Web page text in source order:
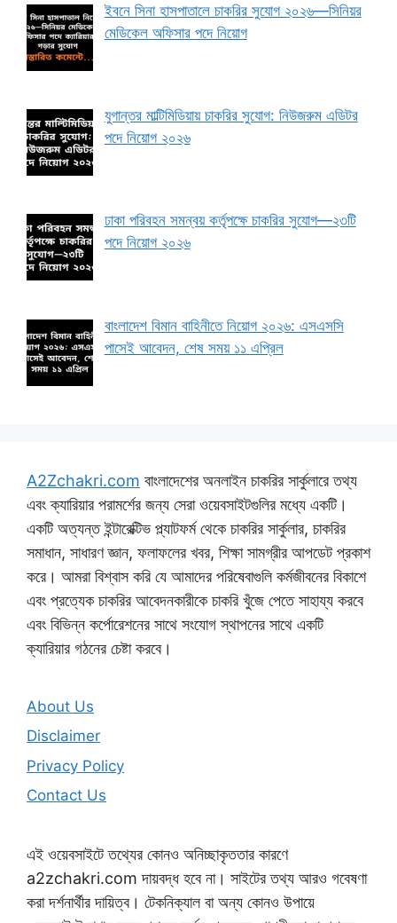
ইবনে সিনা হাসপাতালে চাকরির সুযোগ ২০২৬—সিনিয়র
মেডিকেল অফিসার পদে নিয়োগ
যুগান্তর মাল্টিমিডিয়ায় চাকরির সুযোগ: নিউজরুম এডিটর
পদে নিয়োগ ২০২৬
ঢাকা পরিবহন সমন্বয় কর্তৃপক্ষে চাকরির সুযোগ—২৩টি
পদে নিয়োগ ২০২৬
বাংলাদেশ বিমান বাহিনীতে নিয়োগ ২০২৬: এসএসসি
পাসেই আবেদন, শেষ সময় ১১ এপ্রিল
A2Zchakri.com বাংলাদেশের অনলাইন চাকরির সার্কুলারে তথ্য
এবং ক্যারিয়ার পরামর্শের জন্য সেরা ওয়েবসাইটগুলির মধ্যে একটি।
একটি অত্যন্ত ইন্টারেক্টিভ প্ল্যাটফর্ম থেকে চাকরির সার্কুলার, চাকরির
সমাধান, সাধারণ জ্ঞান, ফলাফলের খবর, শিক্ষা সামগ্রীর আপডেট প্রকাশ
করে। আমরা বিশ্বাস করি যে আমাদের পরিষেবাগুলি কর্মজীবনের বিকাশে
এবং প্রত্যেক চাকরির আবেদনকারীকে চাকরি খুঁজে পেতে সাহায্য করবে
এবং বিভিন্ন কর্পোরেশনের সাথে সংযোগ স্থাপনের সাথে একটি
ক্যারিয়ার গঠনের চেষ্টা করবে।
About Us
Disclaimer
Privacy Policy
Contact Us
এই ওয়েবসাইটে তথ্যের কোনও অনিচ্ছাকৃততার কারণে
a2zchakri.com দায়বদ্ধ হবে না। সাইটের তথ্য আরও গবেষণা
করা দর্শনার্থীর দায়িত্ব। টেকনিক্যাল বা অন্য কোনও উপায়ে